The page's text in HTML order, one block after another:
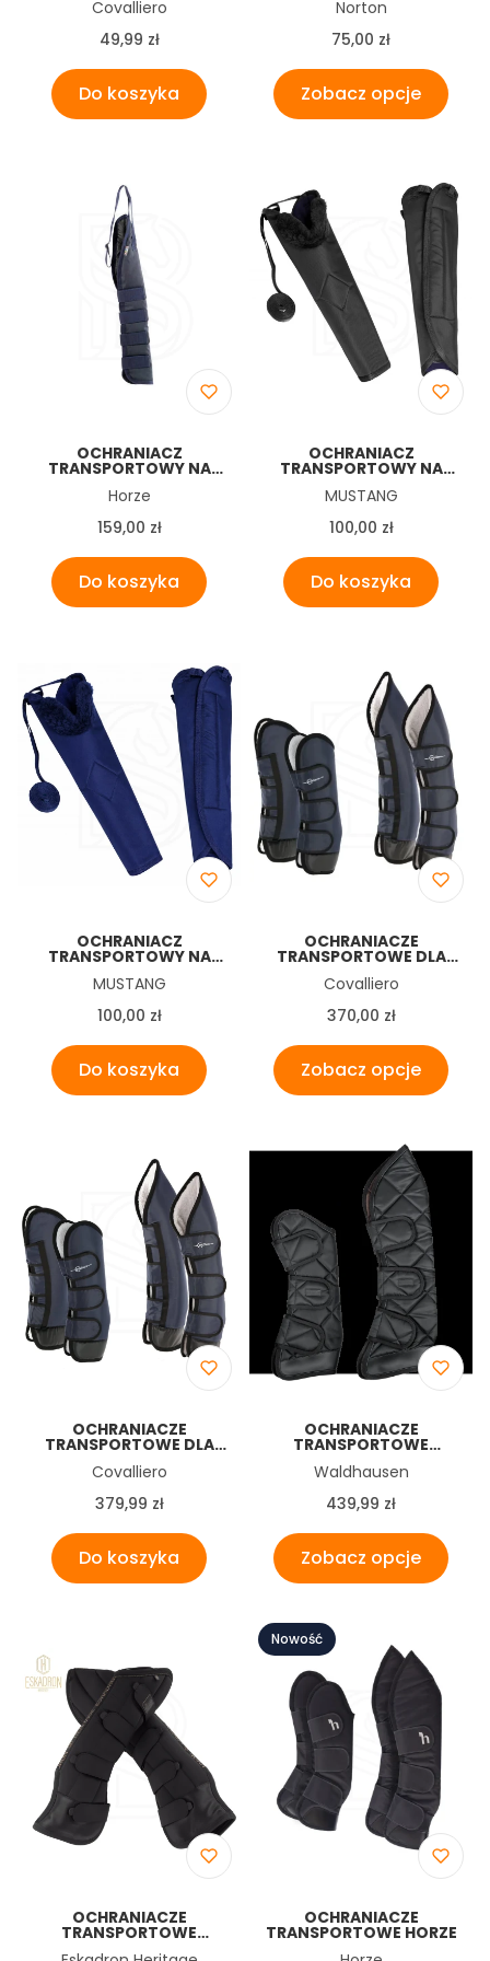
Producent
Covalliero
Cena
49,99 zł
Do koszyka
Producent
Norton
Cena
75,00 zł
Zobacz opcje
OCHRANIACZ
TRANSPORTOWY NA
Producent
Horze
Cena
159,00 zł
Do koszyka
OCHRANIACZ
TRANSPORTOWY NA
Producent
MUSTANG
Cena
100,00 zł
Do koszyka
OCHRANIACZ
TRANSPORTOWY NA
NAVY
Producent
MUSTANG
Cena
100,00 zł
Do koszyka
OCHRANIACZE
TRANSPORTOWE DLA
Producent
Covalliero
Cena
370,00 zł
Zobacz opcje
OCHRANIACZE
TRANSPORTOWE DLA
GRANATOWY, ROZ. FULL,
Producent
Covalliero
Cena
379,99 zł
Do koszyka
OCHRANIACZE
TRANSPORTOWE
Producent
Waldhausen
Cena
439,99 zł
Zobacz opcje
OCHRANIACZE
TRANSPORTOWE
Nowość
OCHRANIACZE
TRANSPORTOWE HORZE